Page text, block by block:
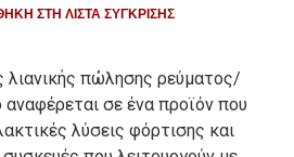
ΣΤΗ ΛΊΣΤΑ ΣΎΓΚΡΙΣΗΣ
λιανικής πώλησης ρεύματος/
αναφέρεται σε ένα προϊόν που
λύσεις φόρτισης και